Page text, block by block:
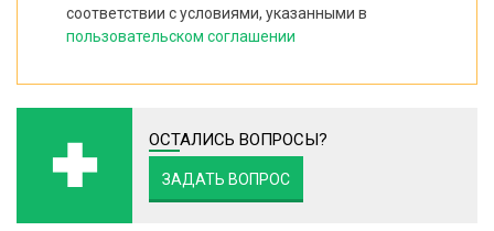
соответствии с условиями, указанными в
пользовательском соглашении
ОСТАЛИСЬ ВОПРОСЫ?
ЗАДАТЬ ВОПРОС